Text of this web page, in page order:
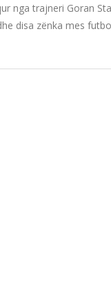
nga trajneri Goran
disa zënka mes